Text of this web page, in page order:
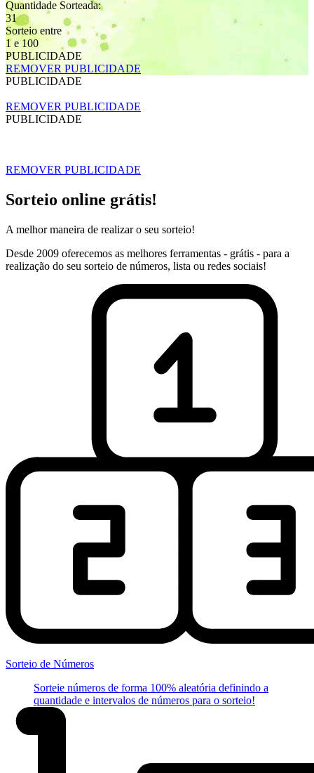
Quantidade Sorteada:
31
Sorteio entre
1 e 100
PUBLICIDADE
REMOVER PUBLICIDADE
PUBLICIDADE
REMOVER PUBLICIDADE
PUBLICIDADE
REMOVER PUBLICIDADE
Sorteio online grátis!
A melhor maneira de realizar o seu sorteio!
Desde 2009 oferecemos as melhores ferramentas - grátis - para a
realização do seu sorteio de números, lista ou redes sociais!
Sorteio de Números
Sorteie números de forma 100% aleatória definindo a
quantidade e intervalos de números para o sorteio!